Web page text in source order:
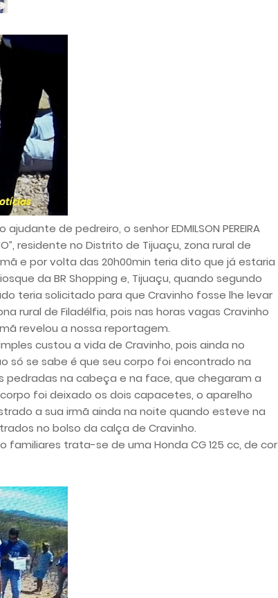
de pedreiro, o senhor EDMILSON PEREIRA
residente no Distrito de Tijuaçu, zona rural de
e por volta das 20h00min teria dito que já estaria
da BR Shopping e, Tijuaçu, quando segundo
teria solicitado para que Cravinho fosse lhe levar
rural de Filadélfia, pois nas horas vagas Cravinho
revelou a nossa reportagem.
custou a vida de Cravinho, pois ainda no
só se sabe é que seu corpo foi encontrado na
pedradas na cabeça e na face, que chegaram a
foi deixado os dois capacetes, o aparelho
a sua irmã ainda na noite quando esteve na
no bolso da calça de Cravinho.
familiares trata-se de uma Honda CG 125 cc, de cor